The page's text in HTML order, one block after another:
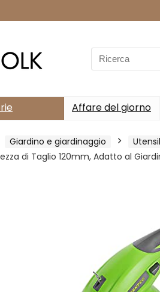
Search
for:
Affare del giorno
Giardino e giardinaggio
di Taglio 120mm, Adatto al